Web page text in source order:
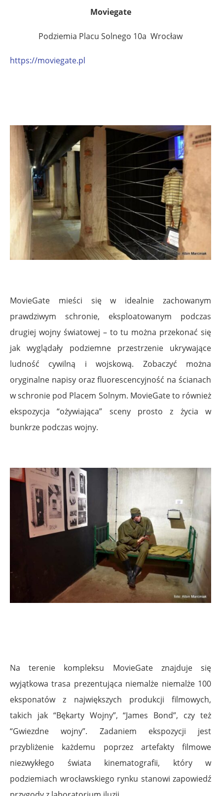
Moviegate
Podziemia Placu Solnego 10a Wrocław
https://moviegate.pl
MovieGate mieści się w idealnie zachowanym
prawdziwym schronie, eksploatowanym podczas
drugiej wojny światowej – to tu można przekonać się
jak wyglądały podziemne przestrzenie ukrywające
ludność cywilną i wojskową. Zobaczyć można
oryginalne napisy oraz fluorescencyjność na ścianach
w schronie pod Placem Solnym. MovieGate to również
ekspozycja “ożywiająca” sceny prosto z życia w
bunkrze podczas wojny.
Na terenie kompleksu MovieGate znajduje się
wyjątkowa trasa prezentująca niemalże niemalże 100
eksponatów z największych produkcji filmowych,
takich jak “Bękarty Wojny”, “James Bond”, czy też
“Gwiezdne wojny”. Zadaniem ekspozycji jest
przybliżenie każdemu poprzez artefakty filmowe
niezwykłego świata kinematografii, który w
podziemiach wrocławskiego rynku stanowi zapowiedź